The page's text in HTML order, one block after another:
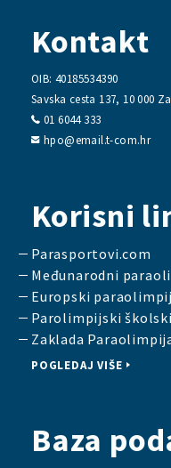
Kontakt
OIB: 40185534390
Savska cesta 137, 10 000
01 6044 333
hpo@email.t-com.hr
Korisni
Parasportovi.com
Međunarodni
Europski
Parolimpijski
Zaklada
POGLEDAJ VIŠE
Baza